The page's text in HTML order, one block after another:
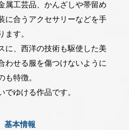
属工芸品、かんざしや帯留め
に合うアクセサリーなどを手
す。
に、西洋の技術も駆使した美
わせる服を傷つけないように
特徴。
ゆける作品です。
基本情報
県草津市草津二丁目10-21
～16:00(土日祝日は休み)